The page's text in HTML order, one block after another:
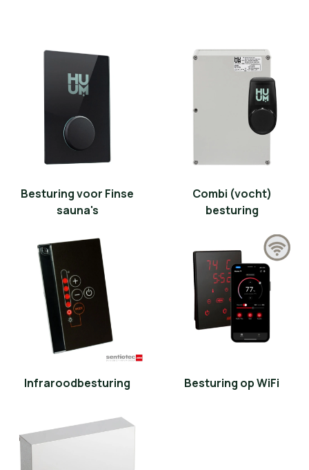
Besturing voor Finse
sauna's
Combi (vocht)
besturing
Infraroodbesturing Besturing op WiFi